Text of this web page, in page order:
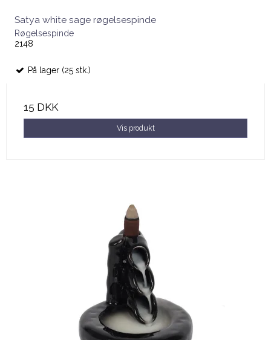
Satya white sage røgelsespinde
Røgelsespinde
2148
På lager (25 stk.)
15 DKK
Vis produkt